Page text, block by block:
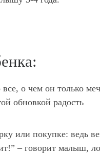
о чем он только
обновкой радость
или покупке: ведь
– говорит малыш,